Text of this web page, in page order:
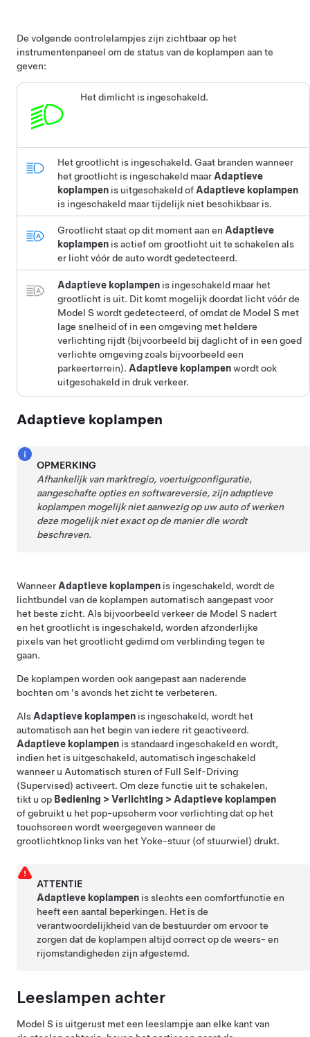
De volgende controlelampjes zijn zichtbaar op het
instrumentenpaneel om de status van de koplampen aan te
geven:
Het dimlicht is ingeschakeld.
Het grootlicht is ingeschakeld. Gaat branden wanneer
het grootlicht is ingeschakeld maar Adaptieve
koplampen is uitgeschakeld of Adaptieve koplampen
is ingeschakeld maar tijdelijk niet beschikbaar is.
Grootlicht staat op dit moment aan en Adaptieve
koplampen is actief om grootlicht uit te schakelen als
er licht vóór de auto wordt gedetecteerd.
Adaptieve koplampen is ingeschakeld maar het
grootlicht is uit. Dit komt mogelijk doordat licht vóór de
Model S wordt gedetecteerd, of omdat de Model S met
lage snelheid of in een omgeving met heldere
verlichting rijdt (bijvoorbeeld bij daglicht of in een goed
verlichte omgeving zoals bijvoorbeeld een
parkeerterrein). Adaptieve koplampenwordt ook
uitgeschakeld in druk verkeer.
Adaptieve koplampen
OPMERKING
Afhankelijk van marktregio, voertuigconfiguratie,
aangeschafte opties en softwareversie, zijn adaptieve
koplampen mogelijk niet aanwezig op uw auto of werken
deze mogelijk niet exact op de manier die wordt
beschreven.
Wanneer Adaptieve koplampen is ingeschakeld, wordt de
lichtbundel van de koplampen automatisch aangepast voor
het beste zicht. Als bijvoorbeeld verkeer de Model S nadert
en het grootlicht is ingeschakeld, worden afzonderlijke
pixels van het grootlicht gedimd om verblinding tegen te
gaan.
De koplampen worden ook aangepast aan naderende
bochten om 's avonds het zicht te verbeteren.
Als Adaptieve koplampen is ingeschakeld, wordt het
automatisch aan het begin van iedere rit geactiveerd.
Adaptieve koplampen is standaard ingeschakelden wordt,
indien het is uitgeschakeld, automatisch ingeschakeld
wanneer u Automatisch sturen of Full Self-Driving
(Supervised) activeert. Om deze functie uit te schakelen,
tikt u op Bediening > Verlichting > Adaptieve koplampen
of gebruikt u het pop-upscherm voor verlichting dat op het
touchscreen wordt weergegeven wanneer de
grootlichtknop links van hetYoke-stuur (of stuurwiel) drukt.
ATTENTIE
Adaptieve koplampen is slechts een comfortfunctie en
heeft een aantal beperkingen. Het is de
verantwoordelijkheid van de bestuurder om ervoor te
zorgen dat de koplampen altijd correct op de weers- en
rijomstandigheden zijn afgestemd.
Leeslampen achter
Model S is uitgerust met een leeslampje aan elke kant van